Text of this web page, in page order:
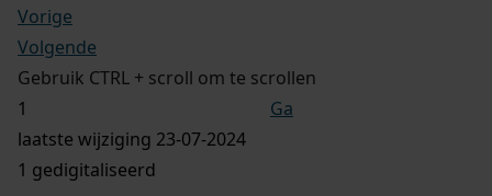
Vorige
Volgende
Gebruik CTRL + scroll om te scrollen
Ga
laatste wijziging 23-07-2024
1 gedigitaliseerd